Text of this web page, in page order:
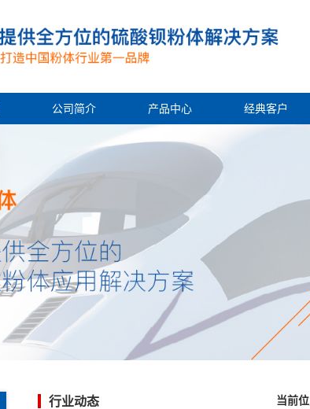
公司简介 产品中心 经典客户
行业动态 当前